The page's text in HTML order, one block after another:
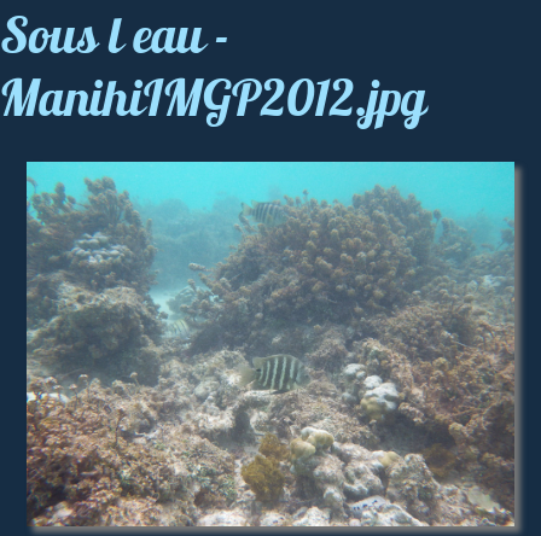
Sous l eau -
ManihiIMGP2012.jpg